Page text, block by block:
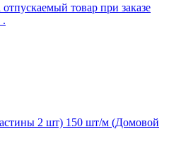
товар при заказе
.
2 шт) 150 шт/м (Домовой